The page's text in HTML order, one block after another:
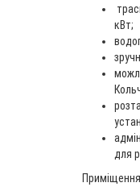
кВт;
для